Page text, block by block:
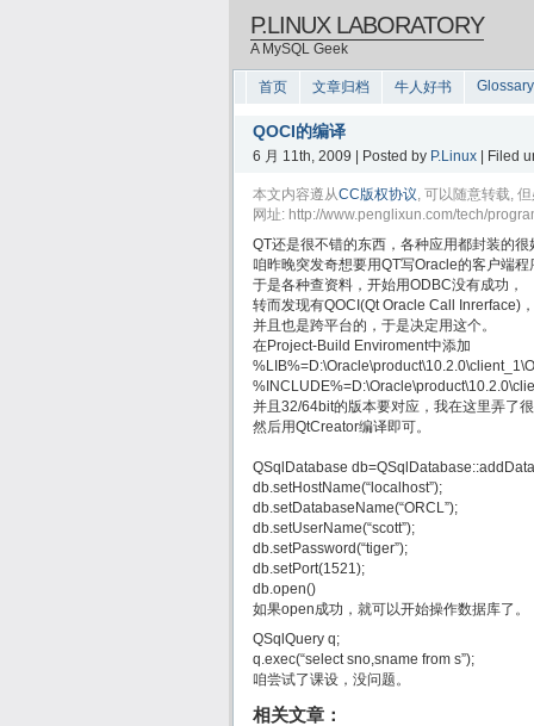
P.LINUX LABORATORY
A MySQL Geek
首页 文章归档 牛人好书 Glossary
QOCI的编译
6 月 11th, 2009 | Posted by P.Linux | Filed
本文内容遵从CC版权协议, 可以随意转载,
网址: http://www.penglixun.com/tech/
QT还是很不错的东西，各种应用都封装的很
咱昨晚突发奇想要用QT写Oracle的客户端程
于是各种查资料，开始用ODBC没有成功，
转而发现有QOCI(Qt Oracle Call Inrerface)，
并且也是跨平台的，于是决定用这个。
在Project-Build Enviroment中添加
并且32/64bit的版本要对应，我在这里弄了
然后用QtCreator编译即可。
QSqlDatabase
db.setHostName(“localhost”);
db.setDatabaseName(“ORCL”);
db.setUserName(“scott”);
db.setPassword(“tiger”);
db.setPort(1521);
db.open()
如果open成功，就可以开始操作数据库了。
QSqlQuery q;
q.exec(“select sno,sname from s”);
咱尝试了课设，没问题。
相关文章：